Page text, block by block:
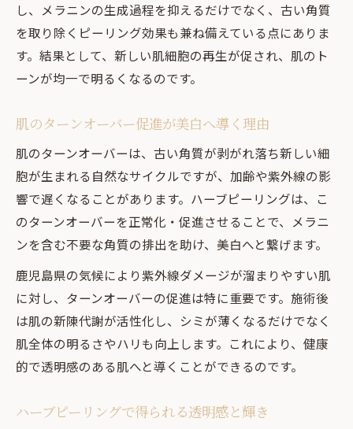
し、メラニンの生成過程を抑えるだけでなく、古い角質
を取り除くピーリング効果も兼ね備えている点にありま
す。結果として、新しい肌細胞の再生が促され、肌のト
ーンが均一で明るくなるのです。
肌のターンオーバー促進が美白へ導く理由
肌のターンオーバーは、古い角質が剥がれ落ち新しい細
胞が生まれる自然なサイクルですが、加齢や紫外線の影
響で遅くなることがあります。ハーブピーリングは、こ
のターンオーバーを正常化・促進させることで、メラニ
ンを含む不要な角質の排出を助け、美白へと繋げます。
鹿児島県の気候により紫外線ダメージが溜まりやすい肌
に対し、ターンオーバーの促進は特に重要です。施術後
は肌の新陳代謝が活性化し、シミが薄くなるだけでなく
肌全体の明るさやハリも向上します。これにより、健康
的で透明感のある肌へと導くことができるのです。
ハーブピーリングで得られる透明感と輝き